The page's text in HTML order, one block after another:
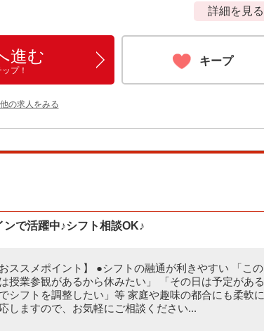
詳細を見る
進む
プ！
キープ
の求人をみる
ンで活躍中♪シフト相談OK♪
おススメポイント】 ●シフトの融通が利きやすい 「この
授業参観があるから休みたい」 「その日は予定がある
シフトを調整したい」等 家庭や趣味の都合にも柔軟に
しますので、お気軽にご相談ください...